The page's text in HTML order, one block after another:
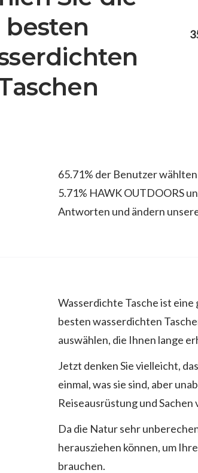
besten
65.71% der Benutzer
5.71% HAWK OUTDOORS
Antworten und ändern
Wasserdichte Tasche ist
besten wasserdichten
auswählen, die Ihnen lange
Jetzt denken Sie vielleicht,
einmal, was sie sind, aber
Reiseausrüstung und
Da die Natur sehr
herausziehen können, um
brauchen.